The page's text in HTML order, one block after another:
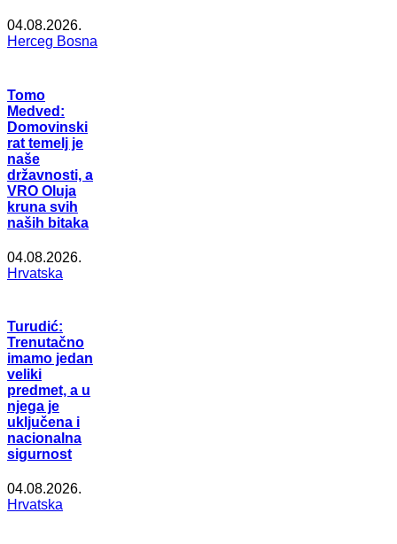
04.08.2026.
Herceg Bosna
Tomo
Medved:
Domovinski
rat temelj je
naše
državnosti, a
VRO Oluja
kruna svih
naših bitaka
04.08.2026.
Hrvatska
Turudić:
Trenutačno
imamo jedan
veliki
predmet, a u
njega je
uključena i
nacionalna
sigurnost
04.08.2026.
Hrvatska